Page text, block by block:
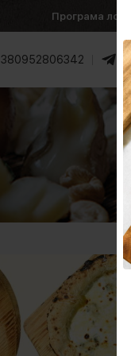
Програма
380952806342